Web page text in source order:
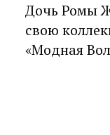
Дочь Ромы
свою
«Модная